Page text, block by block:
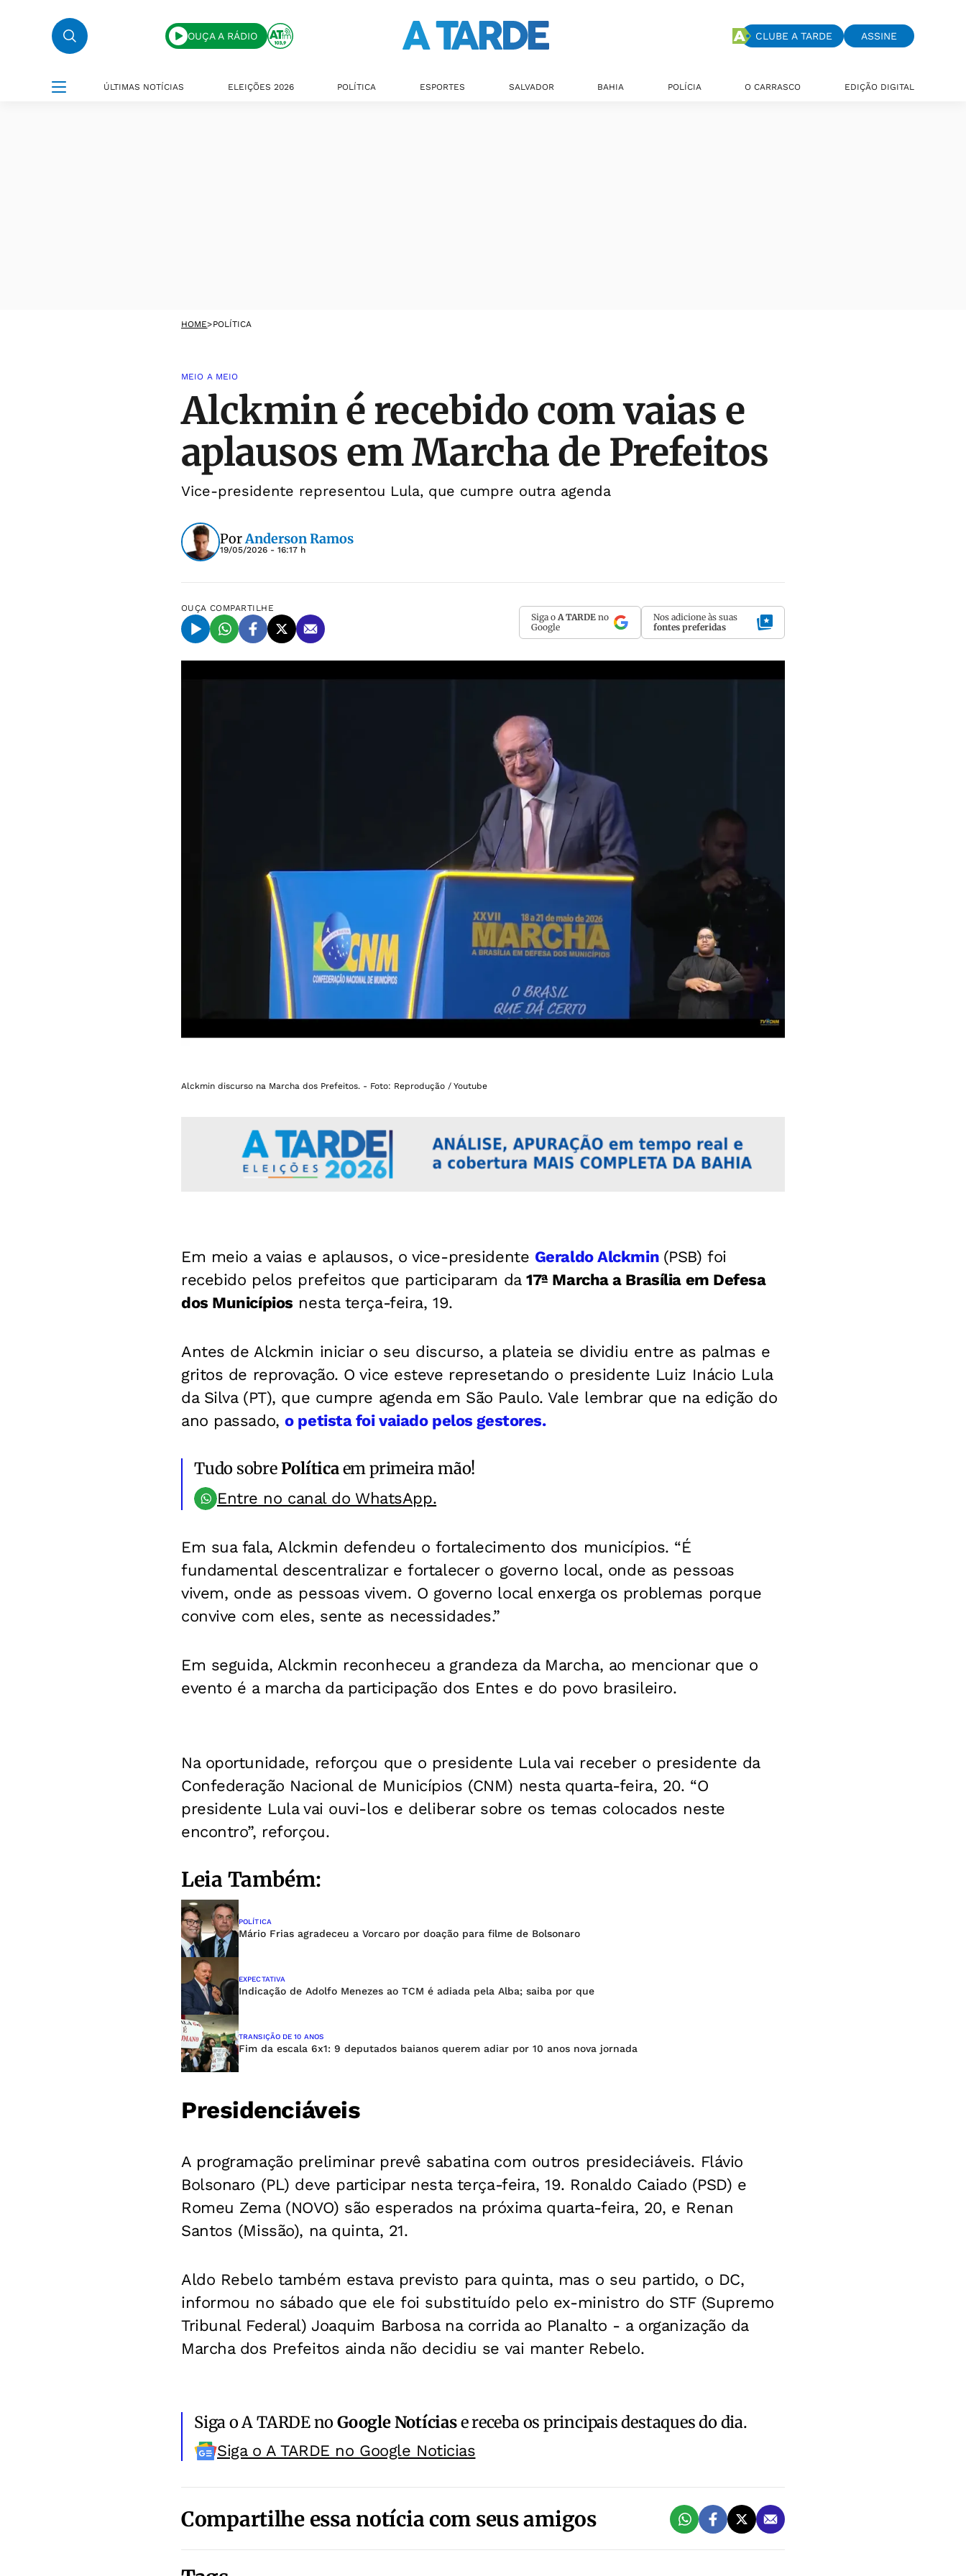
OUÇA A RÁDIO CLUBE A TARDE ASSINE
ÚLTIMAS NOTÍCIAS ELEIÇÕES 2026 POLÍTICA ESPORTES SALVADOR BAHIA POLÍCIA O CARRASCO EDIÇÃO DIGITAL
HOME>POLÍTICA
MEIO A MEIO
Alckmin é recebido com vaias e
aplausos em Marcha de Prefeitos
Vice-presidente representou Lula, que cumpre outra agenda
PorAnderson Ramos
19/05/2026 - 16:17 h
OUÇA COMPARTILHE
Siga o A TARDE no
Google
Nos adicione às suas
fontes preferidas
Alckmin discurso na Marcha dos Prefeitos. - Foto: Reprodução / Youtube
Em meio a vaias e aplausos, o vice-presidente Geraldo Alckmin (PSB) foi
recebido pelos prefeitos que participaram da17ª Marcha a Brasília em Defesa
dos Municípios nesta terça-feira, 19.
Antes de Alckmin iniciar o seu discurso, a plateia se dividiu entre as palmas e
gritos de reprovação. O vice esteve represetando o presidente Luiz Inácio Lula
da Silva (PT), que cumpre agenda em São Paulo.Vale lembrar que na edição do
ano passado,o petista foi vaiado pelos gestores.
Tudo sobrePolíticaem primeira mão!
Entre no canal do WhatsApp.
Em sua fala, Alckmin defendeu o fortalecimento dos municípios. “É
fundamental descentralizar e fortalecer o governo local, onde as pessoas
vivem, onde as pessoas vivem. O governo local enxerga os problemas porque
convive com eles, sente as necessidades.”
Em seguida, Alckmin reconheceu a grandeza da Marcha, ao mencionar que o
evento é a marcha da participação dos Entes e do povo brasileiro.
Na oportunidade, reforçou que o presidente Lula vai receber o presidente da
Confederação Nacional de Municípios (CNM) nesta quarta-feira, 20. “O
presidente Lula vai ouvi-los e deliberar sobre os temas colocados neste
encontro”, reforçou.
Leia Também:
POLÍTICA
Mário Frias agradeceu a Vorcaro por doação para filme de Bolsonaro
EXPECTATIVA
Indicação de Adolfo Menezes ao TCM é adiada pela Alba; saiba por que
TRANSIÇÃO DE 10 ANOS
Fim da escala 6x1: 9 deputados baianos querem adiar por 10 anos nova jornada
Presidenciáveis
A programação preliminar prevê sabatina com outros presideciáveis. Flávio
Bolsonaro (PL) deve participar nesta terça-feira, 19. Ronaldo Caiado (PSD) e
Romeu Zema (NOVO) são esperados na próxima quarta-feira, 20, e Renan
Santos (Missão), na quinta, 21.
Aldo Rebelo também estava previsto para quinta, mas o seu partido, o DC,
informou no sábado que ele foi substituído pelo ex-ministro do STF (Supremo
Tribunal Federal) Joaquim Barbosa na corrida ao Planalto - a organização da
Marcha dos Prefeitos ainda não decidiu se vai manter Rebelo.
Siga o A TARDE noGoogle Notíciase receba os principais destaques do dia.
Siga o A TARDE no Google Noticias
Compartilhe essa notícia com seus amigos